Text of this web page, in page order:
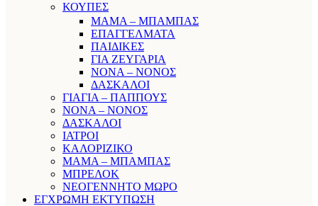
ΚΟΥΠΕΣ
ΜΑΜΑ – ΜΠΑΜΠΑΣ
ΕΠΑΓΓΕΛΜΑΤΑ
ΠΑΙΔΙΚΕΣ
ΓΙΑ ΖΕΥΓΑΡΙΑ
ΝΟΝΑ – ΝΟΝΟΣ
ΔΑΣΚΑΛΟΙ
ΓΙΑΓΙΑ – ΠΑΠΠΟΥΣ
ΝΟΝΑ – ΝΟΝΟΣ
ΔΑΣΚΑΛΟΙ
ΙΑΤΡΟΙ
ΚΑΛΟΡΙΖΙΚΟ
ΜΑΜΑ – ΜΠΑΜΠΑΣ
ΜΠΡΕΛΟΚ
ΝΕΟΓΕΝΝΗΤΟ ΜΩΡΟ
ΕΓΧΡΩΜΗ ΕΚΤΥΠΩΣΗ